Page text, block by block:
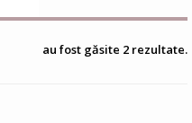
au fost găsite 2 rezultate.